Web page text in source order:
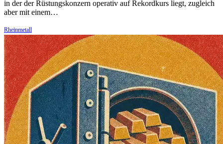
in der der Rüstungskonzern operativ auf Rekordkurs liegt, zugleich
aber mit einem…
Rheinmetall